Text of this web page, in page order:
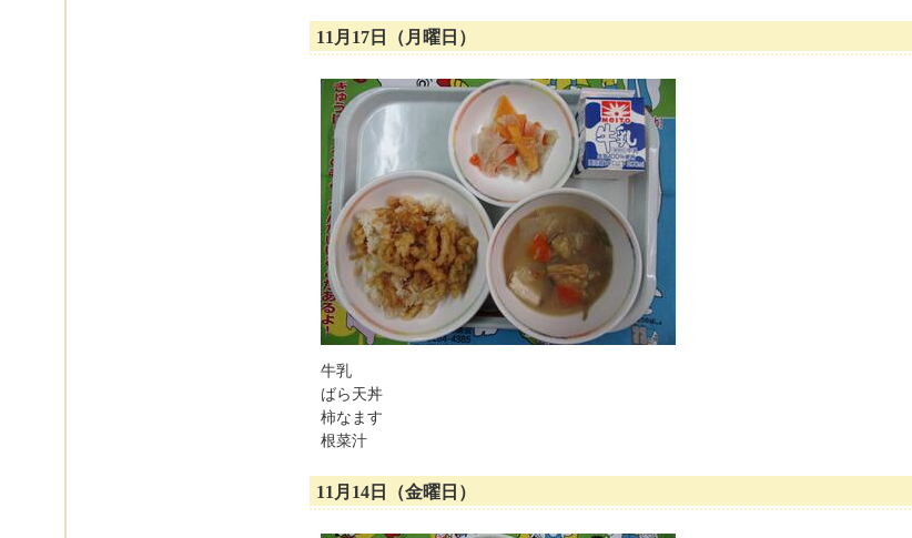
11月17日（月曜日）
牛乳
ばら天丼
柿なます
根菜汁
11月14日（金曜日）